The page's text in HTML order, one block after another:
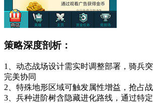
策略深度剖析：
1、动态战场设计需实时调整部署，骑兵
完美协同
2、特殊地形区域可触发属性增益，抢占
3、兵种进阶树含隐藏进化路线，通过特